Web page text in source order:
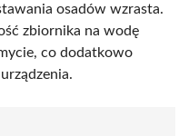
osadów wzrasta.
zbiornika na wodę
co dodatkowo